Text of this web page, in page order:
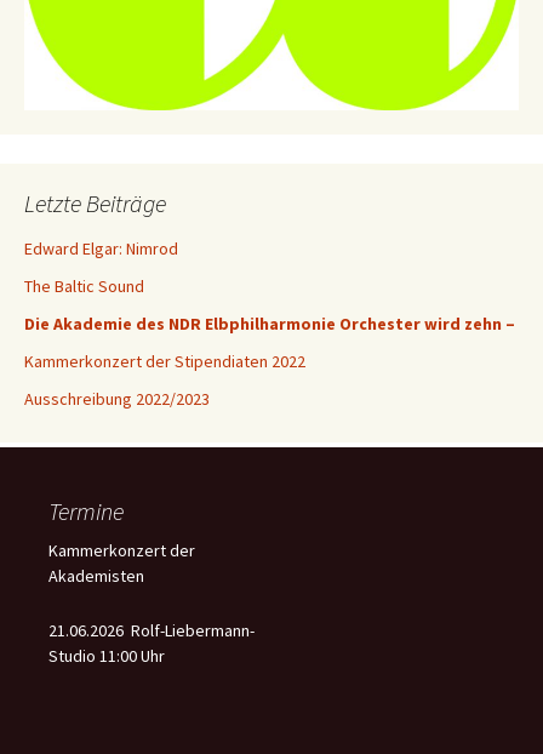
Letzte Beiträge
Edward Elgar: Nimrod
The Baltic Sound
Die Akademie des NDR Elbphilharmonie Orchester wird zehn –
Kammerkonzert der Stipendiaten 2022
Ausschreibung 2022/2023
Termine
Kammerkonzert der
Akademisten
21.06.2026 Rolf-Liebermann-
Studio 11:00 Uhr